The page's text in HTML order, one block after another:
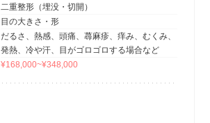
二重整形（埋没・切開）
目の大きさ・形
だるさ、熱感、頭痛、蕁麻疹、痒み、むくみ、
発熱、冷や汗、目がゴロゴロする場合など
¥168,000~¥348,000